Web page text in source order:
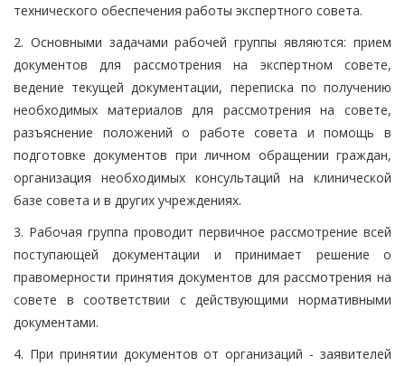
технического обеспечения работы экспертного совета.
2. Основными задачами рабочей группы являются: прием
документов для рассмотрения на экспертном совете,
ведение текущей документации, переписка по получению
необходимых материалов для рассмотрения на совете,
разъяснение положений о работе совета и помощь в
подготовке документов при личном обращении граждан,
организация необходимых консультаций на клинической
базе совета и в других учреждениях.
3. Рабочая группа проводит первичное рассмотрение всей
поступающей документации и принимает решение о
правомерности принятия документов для рассмотрения на
совете в соответствии с действующими нормативными
документами.
4. При принятии документов от организаций - заявителей